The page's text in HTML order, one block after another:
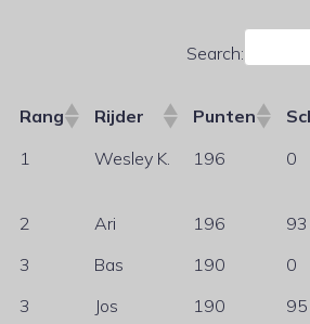
Search:
Rang Rijder Punten
1
Wesley K. 196 0
2
Ari 196 93
3
Bas 190 0
3
Jos 190 95